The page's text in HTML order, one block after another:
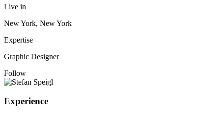
Live in
New York, New York
Expertise
Graphic Designer
Follow
Experience